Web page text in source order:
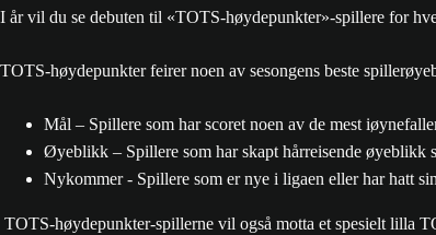
I år vil du se debuten til «TOTS-høydepunkter»-spillere for
TOTS-høydepunkter feirer noen av sesongens beste
Mål – Spillere som har scoret noen av de mest
Øyeblikk – Spillere som har skapt hårreisende øyeblikk
Nykommer - Spillere som er nye i ligaen eller har hatt
TOTS-høydepunkter-spillerne vil også motta et spesielt lilla